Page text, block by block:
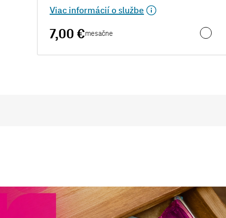
Viac informácií o službe
7,00 €mesačne Pre